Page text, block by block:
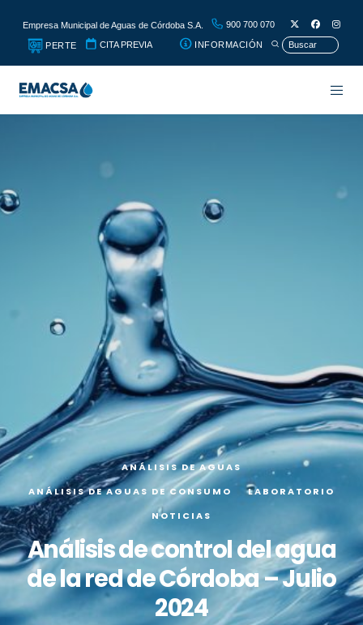
Empresa Municipal de Aguas de Córdoba S.A. 900 700 070
PERTE CITA PREVIA INFORMACIÓN
ANÁLISIS DE AGUAS
ANÁLISIS DE AGUAS DE CONSUMO
LABORATORIO
NOTICIAS
Análisis de control del agua
de la red de Córdoba – Julio
2024